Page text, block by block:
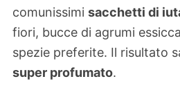
comunissimi sacchetti di
fiori, bucce di agrumi
spezie preferite. Il risultato
super profumato.